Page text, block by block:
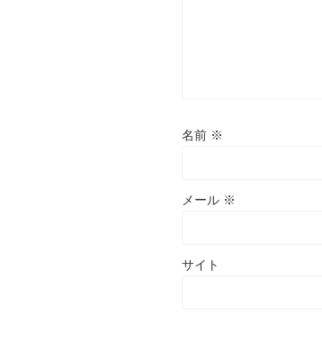
名前 ※
メール ※
サイト